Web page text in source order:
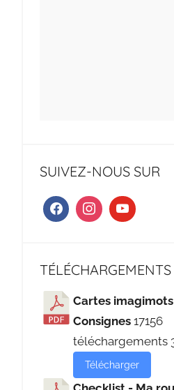
SUIVEZ-NOUS SUR
TÉLÉCHARGEMENTS
Cartes
Consignes 17156
téléchargements
Télécharger